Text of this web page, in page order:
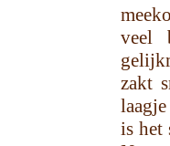
veel
zakt
is het